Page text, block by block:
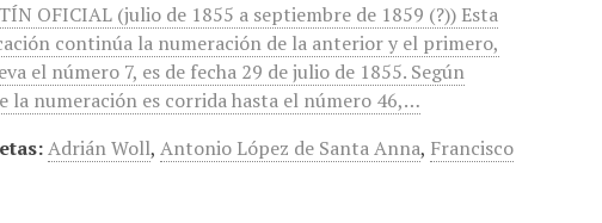
OFICIAL (julio de 1855 a septiembre de 1859 (?)) Esta
continúa la numeración de la anterior y el primero,
el número 7, es de fecha 29 de julio de 1855. Según
la numeración es corrida hasta el número 46,…
Adrián Woll,Antonio López de Santa Anna, Francisco